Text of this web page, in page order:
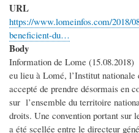
URL
https://www.lomeinfos.com/2018/
beneficient-du…
Body
Information de Lome
eu lieu à Lomé, l’Institut
accepté de prendre désormais en
sur l’ensemble du territoire
droits. Une convention portant sur
a été scellée entre le directeur